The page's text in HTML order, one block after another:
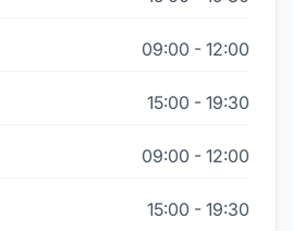
09:00 - 12:00
15:00 - 19:30
09:00 - 12:00
15:00 - 19:30